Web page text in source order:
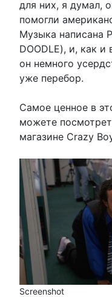
для них, я думал,
помогли
Музыка написана
DOODLE), и, как и
он немного
уже перебор.
Самое ценное в
можете
магазине Crazy
Screenshot